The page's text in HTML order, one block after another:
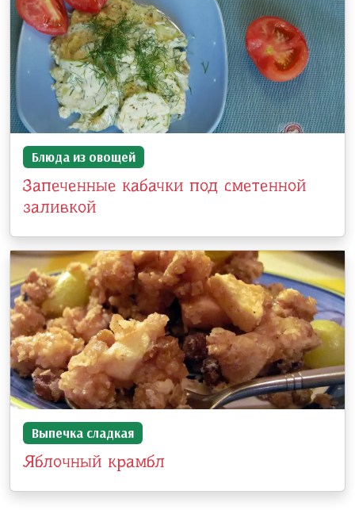
Блюда из овощей
Запеченные кабачки под сметенной
заливкой
Выпечка сладкая
Яблочный крамбл